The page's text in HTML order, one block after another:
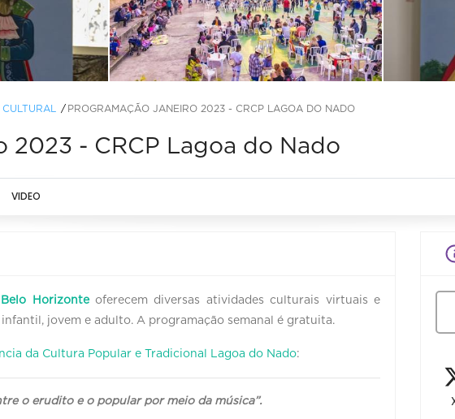
CULTURAL PROGRAMAÇÃO JANEIRO 2023 - CRCP LAGOA DO NADO
2023 - CRCP Lagoa do Nado
VIDEO
Horizonteoferecem diversas atividades culturais virtuais e
jovem e adulto. A programação semanal é gratuita.
da Cultura Popular e Tradicional Lagoa do Nado:
o erudito e o popular por meio da música”.